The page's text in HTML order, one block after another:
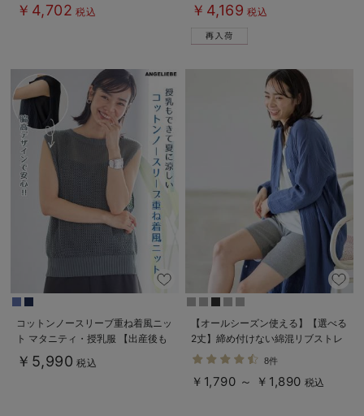
￥4,702 税込 ￥4,169 税込
コットンノースリーブ重ね着風ニッ
ト マタニティ・授乳服 【出産後も
長く使える】
￥5,990 税込
【オールシーズン使える】【選べる
2丈】締め付けない綿混リブストレ
ートレギンス【産後まで長く使え
8件
￥1,790 ～ ￥1,890 税込